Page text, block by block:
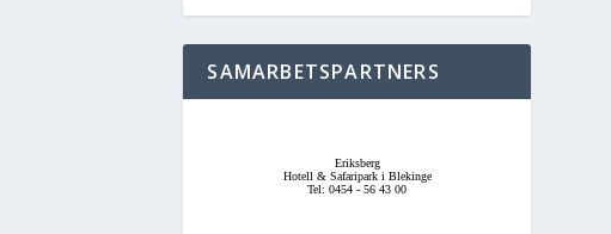
SAMARBETSPARTNERS
Eriksberg
Hotell & Safaripark i Blekinge
Tel: 0454 - 56 43 00